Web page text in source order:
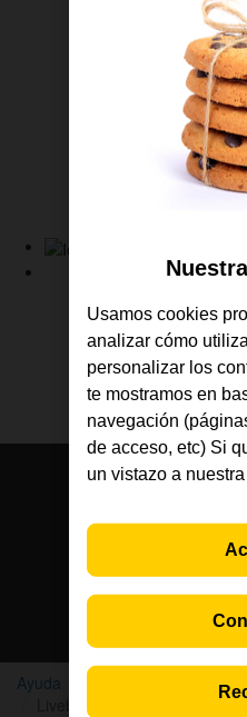
Contrata TV
Gestiona
Descárgate la
Consulta tus
Revisa tu
Gestiona tus
Sigue tus
Jazztel
Fibra
Móvil
TV
Ofertas
Consulta tu
Si eres cliente, nuestros
App Jazztel
Ayuda Dispositivos y routers
Livebox 6
Usamos cookies
analizar cómo
personalizar los
te mostramos en
navegación
de acceso, etc) Si
un vistazo a nuestra